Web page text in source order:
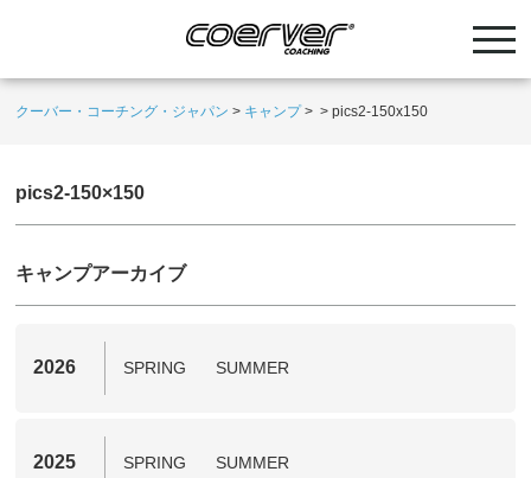
クーバー・コーチング・ジャパン > キャンプ> >pics2-150x150
pics2-150×150
キャンプアーカイブ
2026 SPRING SUMMER
2025 SPRING SUMMER